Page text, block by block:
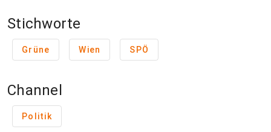
Stichworte
Grüne Wien SPÖ
Channel
Politik